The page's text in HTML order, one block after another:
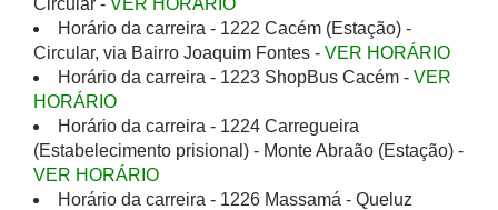
Circular - VER HORÁRIO
Horário da carreira - 1222 Cacém (Estação) -
Circular, via Bairro Joaquim Fontes - VER HORÁRIO
Horário da carreira - 1223 ShopBus Cacém - VER
HORÁRIO
Horário da carreira - 1224 Carregueira
(Estabelecimento prisional) - Monte Abraão (Estação) -
VER HORÁRIO
Horário da carreira - 1226 Massamá - Queluz